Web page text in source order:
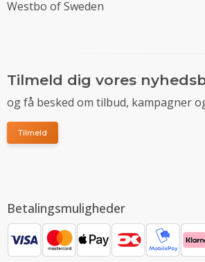
Westbo of Sweden
Tilmeld dig vores
og få besked om tilbud, kampagner
Tilmeld
Betalingsmuligheder